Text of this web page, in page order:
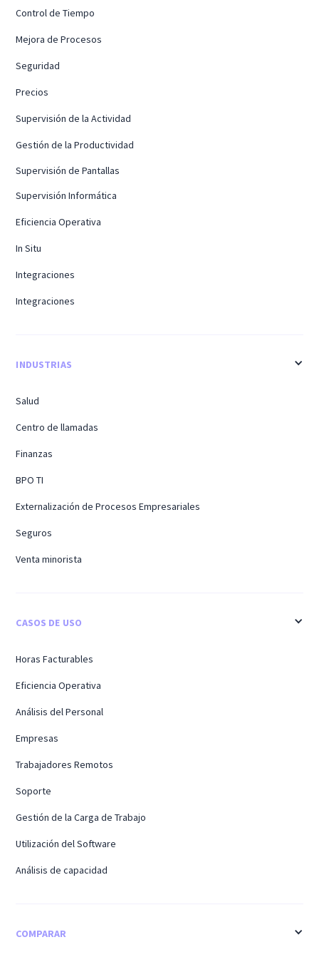
Control de Tiempo
Mejora de Procesos
Seguridad
Precios
Supervisión de la Actividad
Gestión de la Productividad
Supervisión de Pantallas
Supervisión Informática
Eficiencia Operativa
In Situ
Integraciones
Integraciones
INDUSTRIAS
Salud
Centro de llamadas
Finanzas
BPO TI
Externalización de Procesos Empresariales
Seguros
Venta minorista
CASOS DE USO
Horas Facturables
Eficiencia Operativa
Análisis del Personal
Empresas
Trabajadores Remotos
Soporte
Gestión de la Carga de Trabajo
Utilización del Software
Análisis de capacidad
COMPARAR